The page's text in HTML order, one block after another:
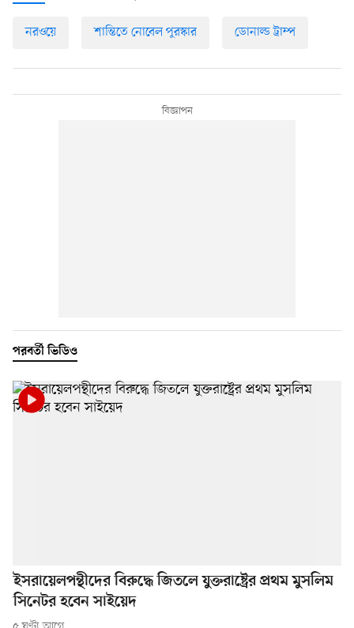
নরওয়ে শান্তিতে নোবেল পুরস্কার ডোনাল্ড ট্রাম্প
পরবর্তী ভিডিও
ইসরায়েলপন্থীদের বিরুদ্ধে জিতলে যুক্তরাষ্ট্রের প্রথম মুসলিম
সিনেটর হবেন সাইয়েদ